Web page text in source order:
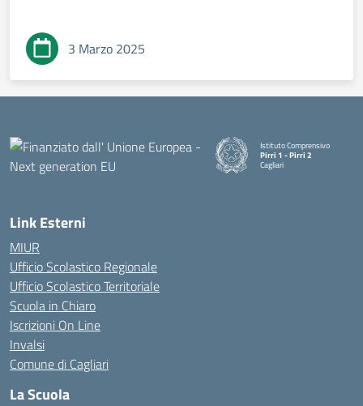
3 Marzo 2025
Istituto Comprensivo
Pirri 1 - Pirri 2
Cagliari
— Visita la pagina iniziale
Link Esterni
MIUR
Ufficio Scolastico Regionale
Ufficio Scolastico Territoriale
Scuola in Chiaro
Iscrizioni On Line
Invalsi
Comune di Cagliari
La Scuola